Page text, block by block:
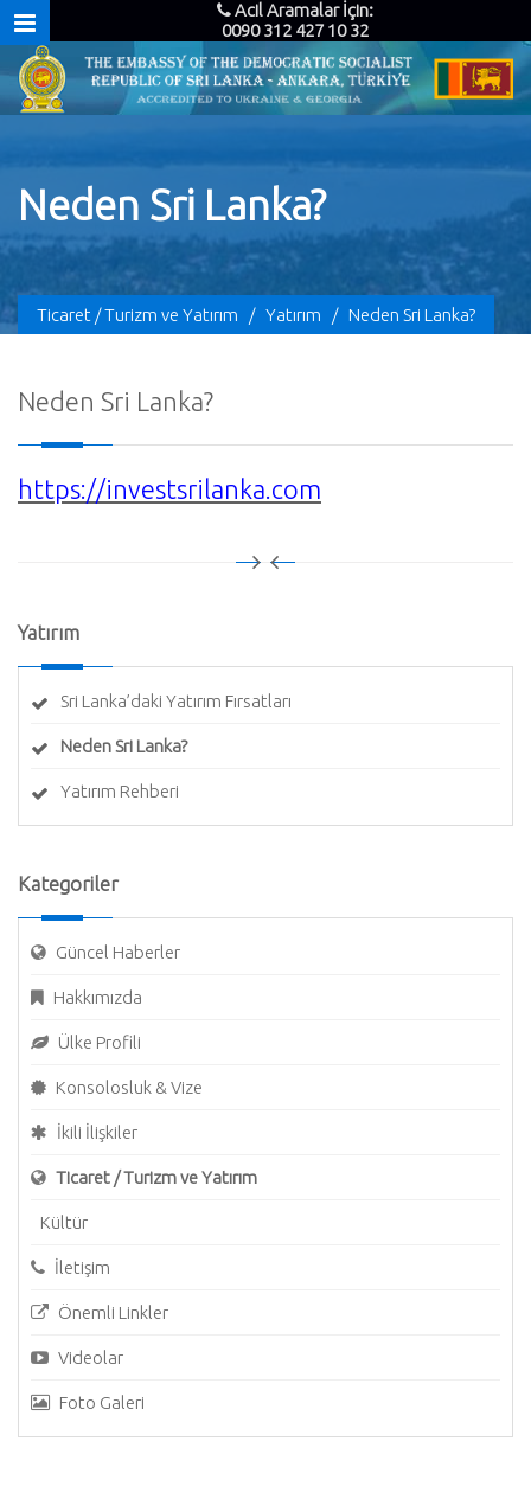
Acil Aramalar İçin:
0090 312 427 10 32
Neden Sri Lanka?
Ticaret / Turizm ve Yatırım / Yatırım / Neden Sri Lanka?
Neden Sri Lanka?
https://investsrilanka.com
Yatırım
Sri Lanka’daki Yatırım Fırsatları
Neden Sri Lanka?
Yatırım Rehberi
Kategoriler
Güncel Haberler
Hakkımızda
Ülke Profili
Konsolosluk & Vize
İkili İlişkiler
Ticaret / Turizm ve Yatırım
Kültür
İletişim
Önemli Linkler
Videolar
Foto Galeri